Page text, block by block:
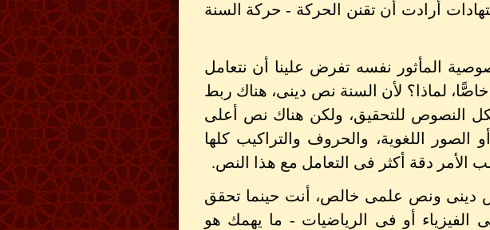
أرادت أن تقنن الحركة - حركة السنة
المأثور نفسه تفرض علينا أن نتعامل
خاصًّا، لماذا؟ لأن السنة نص دينى، هناك ربط
النصوص للتحقيق، ولكن هناك نص أعلى
اللغوية، والحروف والتراكيب كلها
الأمر دقة أكثر فى التعامل مع هذا النص.
دينى ونص علمى خالص، أنت حينما تحقق
الفيزياء أو فى الرياضيات - ما يهمك هو